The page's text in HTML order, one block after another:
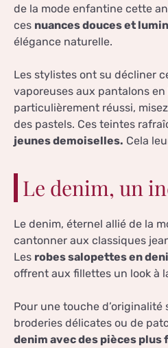
de la mode enfantine cette
ces nuances douces et
élégance naturelle.
Les stylistes ont su décliner
vaporeuses aux pantalons en
particulièrement réussi,
des pastels. Ces teintes
jeunes demoiselles. Cela
Le denim, un
Le denim, éternel allié de la
cantonner aux classiques
Les robes salopettes en
offrent aux fillettes un look à
Pour une touche
broderies délicates ou de
denim avec des pièces plus